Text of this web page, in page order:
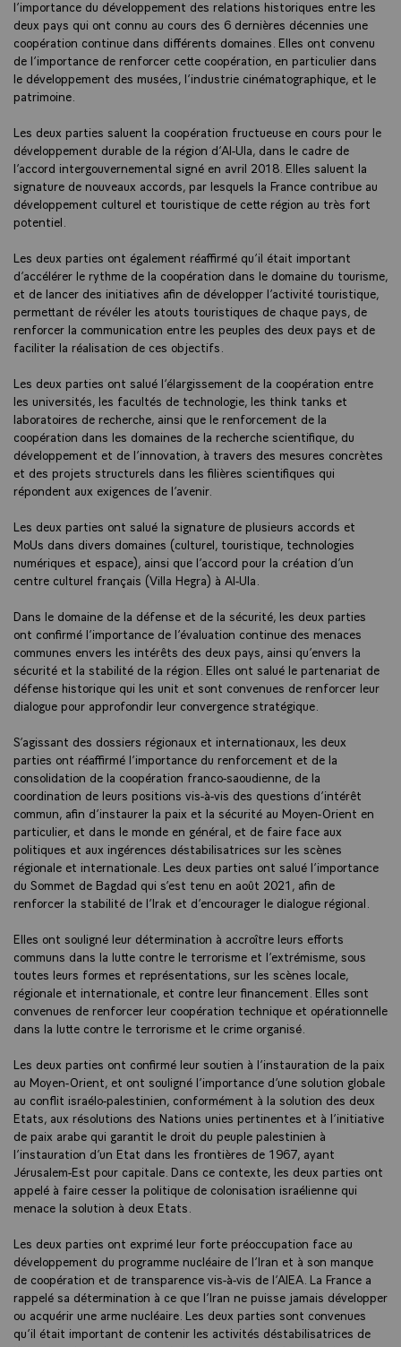
l’importance du développement des relations historiques entre les
deux pays qui ont connu au cours des 6 dernières décennies une
coopération continue dans différents domaines. Elles ont convenu
de l’importance de renforcer cette coopération, en particulier dans
le développement des musées, l’industrie cinématographique, et le
patrimoine.
Les deux parties saluent la coopération fructueuse en cours pour le
développement durable de la région d’Al-Ula, dans le cadre de
l’accord intergouvernemental signé en avril 2018. Elles saluent la
signature de nouveaux accords, par lesquels la France contribue au
développement culturel et touristique de cette région au très fort
potentiel.
Les deux parties ont également réaffirmé qu’il était important
d’accélérer le rythme de la coopération dans le domaine du tourisme,
et de lancer des initiatives afin de développer l’activité touristique,
permettant de révéler les atouts touristiques de chaque pays, de
renforcer la communication entre les peuples des deux pays et de
faciliter la réalisation de ces objectifs.
Les deux parties ont salué l’élargissement de la coopération entre
les universités, les facultés de technologie, les think tanks et
laboratoires de recherche, ainsi que le renforcement de la
coopération dans les domaines de la recherche scientifique, du
développement et de l’innovation, à travers des mesures concrètes
et des projets structurels dans les filières scientifiques qui
répondent aux exigences de l’avenir.
Les deux parties ont salué la signature de plusieurs accords et
MoUs dans divers domaines (culturel, touristique, technologies
numériques et espace), ainsi que l’accord pour la création d’un
centre culturel français (Villa Hegra) à Al-Ula.
Dans le domaine de la défense et de la sécurité, les deux parties
ont confirmé l’importance de l’évaluation continue des menaces
communes envers les intérêts des deux pays, ainsi qu’envers la
sécurité et la stabilité de la région. Elles ont salué le partenariat de
défense historique qui les unit et sont convenues de renforcer leur
dialogue pour approfondir leur convergence stratégique.
S’agissant des dossiers régionaux et internationaux, les deux
parties ont réaffirmé l’importance du renforcement et de la
consolidation de la coopération franco-saoudienne, de la
coordination de leurs positions vis-à-vis des questions d’intérêt
commun, afin d’instaurer la paix et la sécurité au Moyen-Orient en
particulier, et dans le monde en général, et de faire face aux
politiques et aux ingérences déstabilisatrices sur les scènes
régionale et internationale. Les deux parties ont salué l’importance
du Sommet de Bagdad qui s’est tenu en août 2021, afin de
renforcer la stabilité de l’Irak et d’encourager le dialogue régional.
Elles ont souligné leur détermination à accroître leurs efforts
communs dans la lutte contre le terrorisme et l’extrémisme, sous
toutes leurs formes et représentations, sur les scènes locale,
régionale et internationale, et contre leur financement. Elles sont
convenues de renforcer leur coopération technique et opérationnelle
dans la lutte contre le terrorisme et le crime organisé.
Les deux parties ont confirmé leur soutien à l’instauration de la paix
au Moyen-Orient, et ont souligné l’importance d’une solution globale
au conflit israélo-palestinien, conformément à la solution des deux
Etats, aux résolutions des Nations unies pertinentes et à l’initiative
de paix arabe qui garantit le droit du peuple palestinien à
l’instauration d’un Etat dans les frontières de 1967, ayant
Jérusalem-Est pour capitale. Dans ce contexte, les deux parties ont
appelé à faire cesser la politique de colonisation israélienne qui
menace la solution à deux Etats.
Les deux parties ont exprimé leur forte préoccupation face au
développement du programme nucléaire de l’Iran et à son manque
de coopération et de transparence vis-à-vis de l’AIEA. La France a
rappelé sa détermination à ce que l’Iran ne puisse jamais développer
ou acquérir une arme nucléaire. Les deux parties sont convenues
qu’il était important de contenir les activités déstabilisatrices de